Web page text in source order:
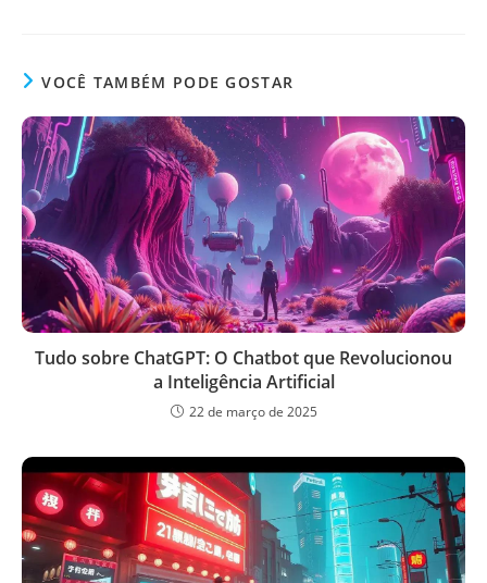
VOCÊ TAMBÉM PODE GOSTAR
Tudo sobre ChatGPT: O Chatbot que Revolucionou
a Inteligência Artificial
22 de março de 2025